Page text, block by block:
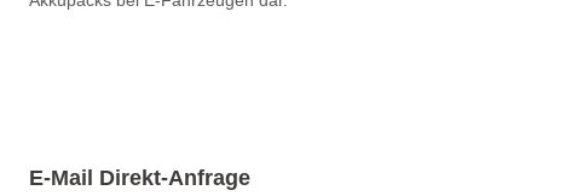
E-Mail Direkt-Anfrage